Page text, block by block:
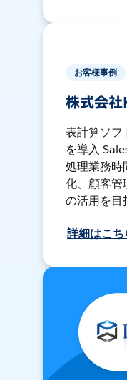
お客様事例
株式会社
表計算ソフ
を導入
処理業務
化、顧客管
の活用を目
詳細はこち